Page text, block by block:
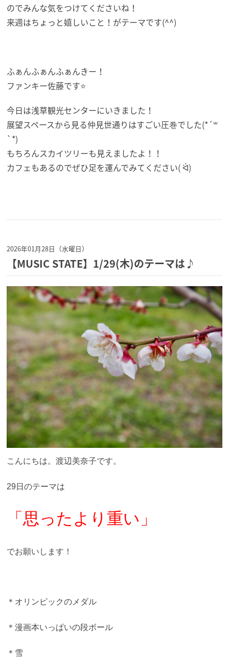
のでみんな気をつけてくださいね！
来週はちょっと嬉しいこと！がテーマです(^^)
ふぁんふぁんふぁんきー！
ファンキー佐藤です⭐
今日は浅草観光センターにいきました！
展望スペースから見る仲見世通りはすごい圧巻でした(*´꒳
`*)
もちろんスカイツリーも見えましたよ！！
カフェもあるのでぜひ足を運んでみてください( ᐛ)
2026年01月28日（水曜日）
【MUSIC STATE】1/29(木)のテーマは♪
こんにちは。渡辺美奈子です。
29日のテーマは
「思ったより重い」
でお願いします！
＊オリンピックのメダル
＊漫画本いっぱいの段ボール
＊雪